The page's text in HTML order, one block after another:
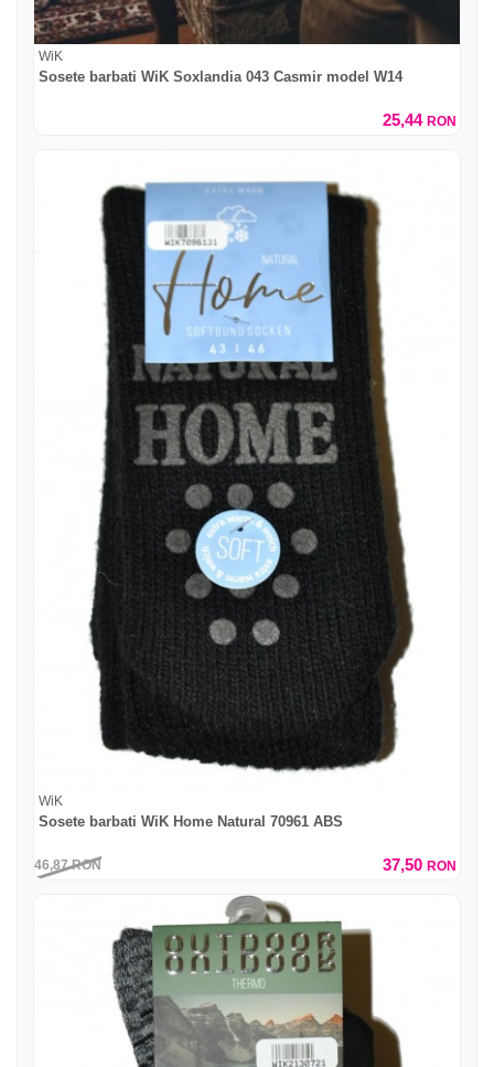
WiK
Sosete barbati WiK Soxlandia 043 Casmir model W14
25,44 RON
WiK
Sosete barbati WiK Home Natural 70961 ABS
46,87RON 37,50 RON